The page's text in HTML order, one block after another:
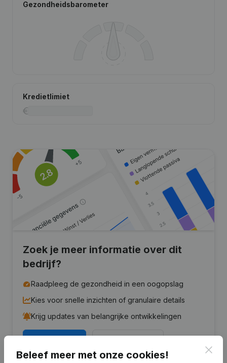
Gezondheidsbarometer
Kredietlimiet
Zoek je meer informatie over dit
bedrijf?
Raadpleeg de gezondheid in een oogopslag
Kies voor snelle inzichten of granulaire details
Krijg updates van belangrijke ontwikkelingen
7 dagen gratis proefperiode, geen kredietkaart vereist.
Beleef meer met onze cookies!